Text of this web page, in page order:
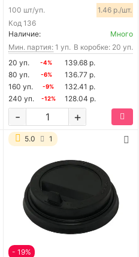
Код 136
100 шт/уп. 1.46 р./шт.
Наличие:
Много
Мин. партия: 1 уп. В коробке: 20 уп.
20 уп.
-4%
139.68 р.
80 уп.
-6%
136.77 р.
160 уп.
-9%
132.41 р.
240 уп.
-12% 128.04 р.
+
-
5.0 1
- 19%